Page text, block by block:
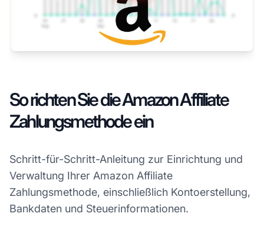
So richten Sie die Amazon Affiliate
Zahlungsmethode ein
Schritt-für-Schritt-Anleitung zur Einrichtung und
Verwaltung Ihrer Amazon Affiliate
Zahlungsmethode, einschließlich Kontoerstellung,
Bankdaten und Steuerinformationen.